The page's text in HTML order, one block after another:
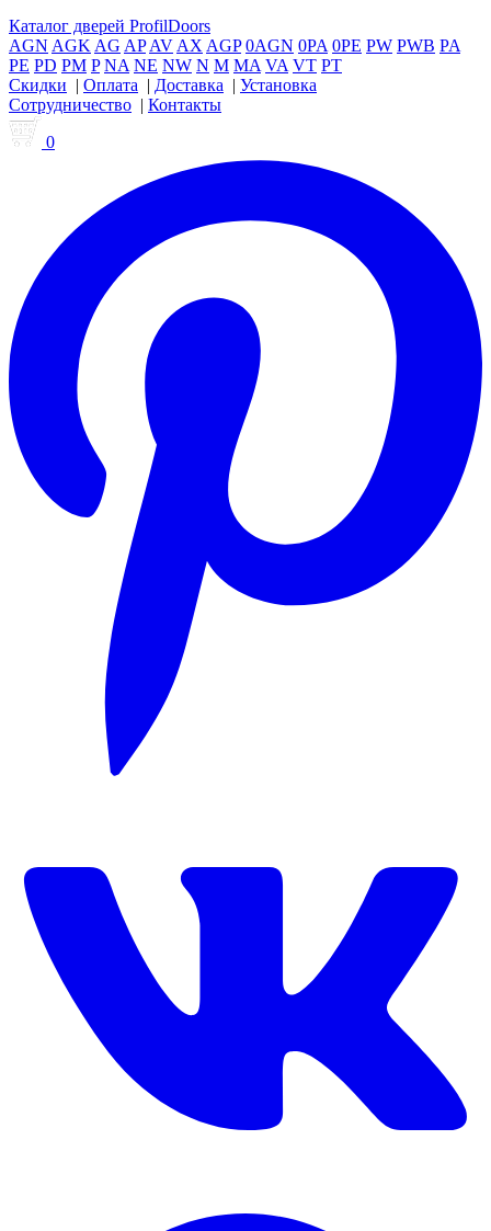
Каталог дверей ProfilDoors
AGN AGKAG APAVAXAGP 0AGN 0PA 0PE PW PWB PA
PE PD PM P NA NE NW N M MA VA VT PT
Скидки
Оплата Доставка
Установка
Сотрудничество
Контакты
0